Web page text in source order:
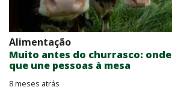
Alimentação
Muito antes do churrasco:
que une pessoas à mesa
8 meses atrás